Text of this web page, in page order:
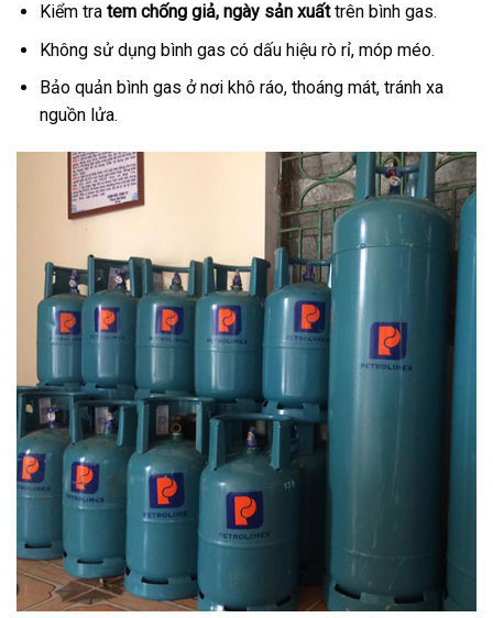
Kiểm tra tem chống giả, ngày sản xuấttrên bình gas.
Không sử dụng bình gas có dấu hiệu rò rỉ, móp méo.
Bảo quản bình gas ở nơi khô ráo, thoáng mát, tránh xa
nguồn lửa.